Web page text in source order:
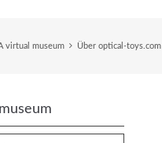
virtual museum Über optical-toys.com
Web Projects